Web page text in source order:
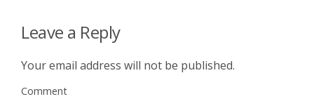
Leave a Reply
Your email address will not be published.
Comment